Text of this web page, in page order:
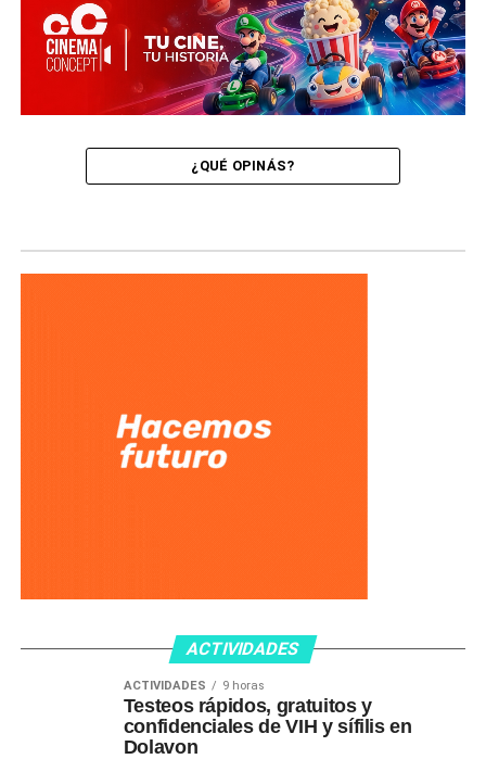
¿QUÉ OPINÁS?
ACTIVIDADES
ACTIVIDADES 9 horas
Testeos rápidos, gratuitos y
confidenciales de VIH y sífilis en
Dolavon